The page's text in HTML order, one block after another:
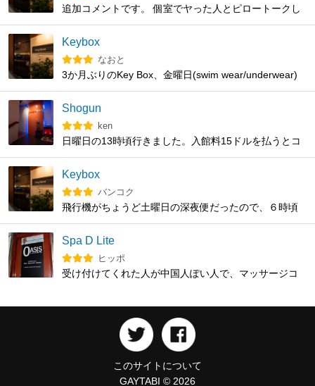
追加コメントです。 個室でヤった人とピロートークし
て聞いたんだけど、その彼は18:30ごろに入ろうとした
ら、210個あるロッカーがすべて使われていて、空きが
出るまで受付で5分くらい待ったそうです。 土曜日は
(おそらくnaked dayの木曜日も)早めに入場したほうが
よさそうですね。
Keybox
なおと
3か月ぶりのKey Box、金曜日(swim wear/underwear)
と土曜日(naked)に行ってきました。土曜日のほうが断
然良かったです。 金曜日、みんなどんなエロ下着履い
て来るんだろう、と楽しみにしながら、オレはTOOTの
白色系ローライズボクサーを履いて行きました。とこ
ろが、ほとんどの人が普通の黒色ボクサーかブリー
の人がチラホラ。そもそもシンガポールでは、日本で
売ってるようなエロい競パンは売ってないらしい。 暗
いところでは、白色系アンダーウェアは目立つので、
メッチャ触られました笑 でも金曜日の入館者数は
土曜日の60-70%程度。皆さん、ややおとなしめでし
た。 リベンジのため、土曜日も行きました。受付のお
じさんにWelcome back! と言われてしまった！笑 全裸
イベントは18:30からとウェブサイトには書いてあった
ダークゾーンにはタオル持ち込み禁止です」のアナウ
ンスが！ 17:30から全裸イベント始まってしまいまし
し、いきなり盛り上がりました！ 全裸でもみくちゃ
Shogun
ken
日曜日の13時頃行きました。入館料15ドルを払うとコ
ーンドームとジェルとバスタオル、ロッカーの鍵を貰
い ロッカー室へ ロッカー室はそんなに大きくなく身軽
な感じで行くのが良いかと 客層は満遍なく中華系、マ
レー系、インド系、白人が入り乱れてる感じです 客数
は4、５０人位は居たと思います。 シャワーの数が少な
ちが出来る感じ 肝心の発展場はほぼ真っ暗であちらこ
ちらから手が出る感じ 個室もかなりの数が有りますが
小さめで寝ながらと言うよりはトイレの個室の様な感
言う方にはおすすめです
Keybox
バンコク
飛行機がちょうど土曜日の深夜便だったので、６時頃
に入ってみました。色んな人種のイケメン、ガチポが
細い通路にひしめき合ってて、まるで◯ンポのウイン
ドウショッピング状態でした。とりあえず握ってみ
る、ケツ擦ってみながら歩いて楽しかったです。フェ
ラは何人にされたか分かりませんが、自分はタチなの
Spa D Lite
ヒッポ
受け付けてくれた人が中国人ぽい人で、マッサージコ
ところ、「はい」ということだったので、過去に行っ
た人の値段ともそれほど乖離もなく、インフレで値が
上がったのかなと思い、OK出したところ、その人が施
術する、ということに。自分としては陰にいた若そう
なピチピチボーイを希望していたのですが、仕方な
このサイトについて
GAYTABI © 2026